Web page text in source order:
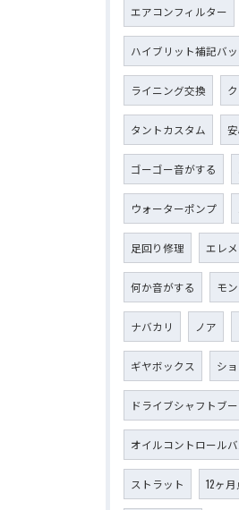
エアコンフィルター
ハイブリット補記バ
ライニング交換
タントカスタム
ゴーゴー音がする
ウォーターポンプ
足回り修理 エレ
何か音がする モ
ナバカリ ノア
ギヤボックス シ
ドライブシャフトブ
オイルコントロール
ストラット 12ヶ